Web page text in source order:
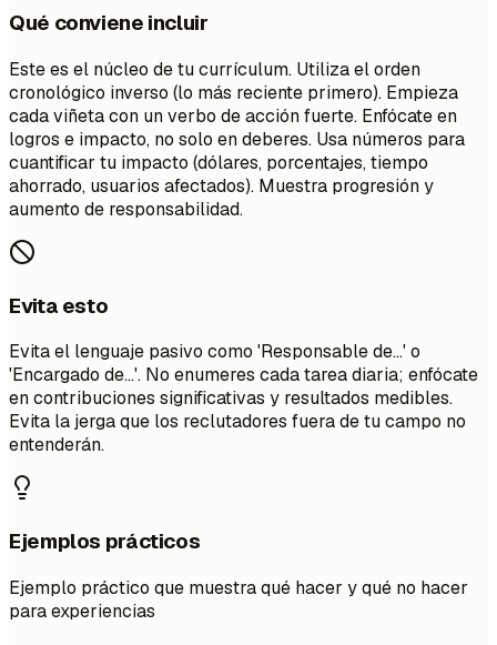
Qué conviene incluir
Este es el núcleo de tu currículum. Utiliza el orden
cronológico inverso (lo más reciente primero). Empieza
cada viñeta con un verbo de acción fuerte. Enfócate en
logros e impacto, no solo en deberes. Usa números para
cuantificar tu impacto (dólares, porcentajes, tiempo
ahorrado, usuarios afectados). Muestra progresión y
aumento de responsabilidad.
Evita esto
Evita el lenguaje pasivo como 'Responsable de...' o
'Encargado de...'. No enumeres cada tarea diaria; enfócate
en contribuciones significativas y resultados medibles.
Evita la jerga que los reclutadores fuera de tu campo no
entenderán.
Ejemplos prácticos
Ejemplo práctico que muestra qué hacer y qué no hacer
para experiencias